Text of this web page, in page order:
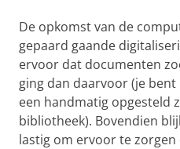
De opkomst van de
gepaard gaande
ervoor dat documenten
ging dan daarvoor (je
een handmatig opgesteld
bibliotheek). Bovendien
lastig om ervoor te